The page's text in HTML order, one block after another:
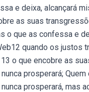
e deixa, alcançará
as suas
o que as confessa e
quando os justos
o que encobre as
prosperará; Quem
prosperará, mas